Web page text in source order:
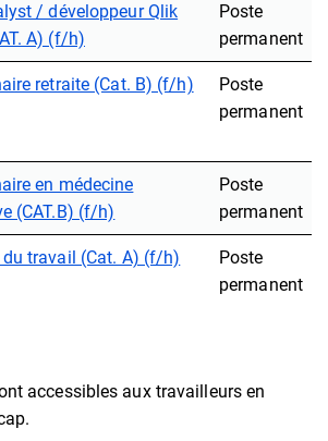
/ développeur Qlik
A) (f/h)
Poste
permanent
retraite (Cat. B) (f/h)
Poste
permanent
en médecine
(CAT.B) (f/h)
Poste
permanent
du travail (Cat. A) (f/h)
Poste
permanent
accessibles aux travailleurs en